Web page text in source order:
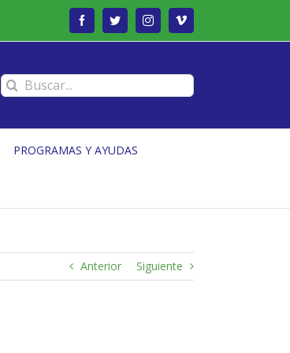
FacebookTwitterInstagramVimeo
Buscar:
PROGRAMAS Y AYUDAS
Anterior Siguiente